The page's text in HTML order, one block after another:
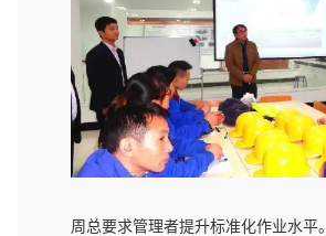
周总要求管理者提升标准化作业水平。